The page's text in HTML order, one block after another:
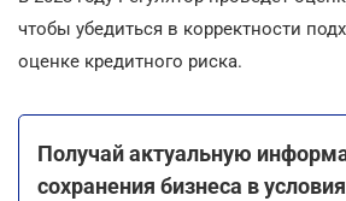
чтобы убедиться в корректности
оценке кредитного риска.
Получай актуальную
сохранения бизнеса в